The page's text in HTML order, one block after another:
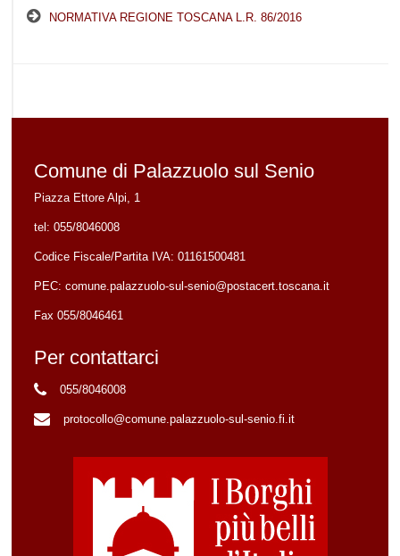
NORMATIVA REGIONE TOSCANA L.R. 86/2016
Comune di Palazzuolo sul Senio
Piazza Ettore Alpi, 1
tel: 055/8046008
Codice Fiscale/Partita IVA: 01161500481
PEC: comune.palazzuolo-sul-senio@postacert.toscana.it
Fax 055/8046461
Per contattarci
055/8046008
protocollo@comune.palazzuolo-sul-senio.fi.it